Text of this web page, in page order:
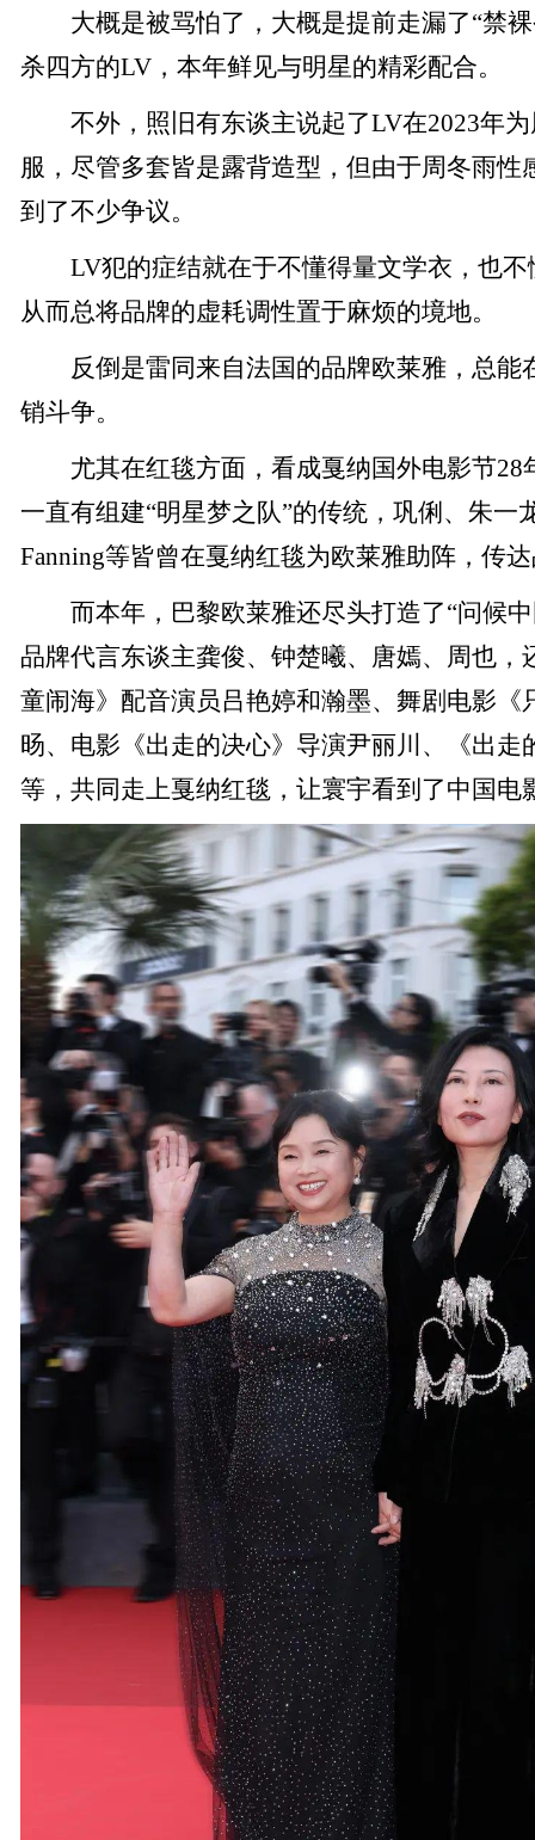
大概是被骂怕了，大概是提前走漏了“禁裸
杀四方的LV，本年鲜见与明星的精彩配合。
不外，照旧有东谈主说起了LV在2023年为
服，尽管多套皆是露背造型，但由于周冬雨性
到了不少争议。
LV犯的症结就在于不懂得量文学衣，也不
从而总将品牌的虚耗调性置于麻烦的境地。
反倒是雷同来自法国的品牌欧莱雅，总能
销斗争。
尤其在红毯方面，看成戛纳国外电影节28
一直有组建“明星梦之队”的传统，巩俐、朱一
Fanning等皆曾在戛纳红毯为欧莱雅助阵，传
而本年，巴黎欧莱雅还尽头打造了“问候中
品牌代言东谈主龚俊、钟楚曦、唐嫣、周也，
童闹海》配音演员吕艳婷和瀚墨、舞剧电影《
旸、电影《出走的决心》导演尹丽川、《出走
等，共同走上戛纳红毯，让寰宇看到了中国电